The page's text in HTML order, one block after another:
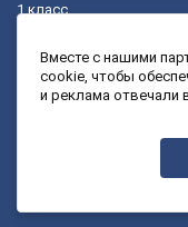
1 класс
3 класс
Вместе с нашими
cookie, чтобы
и реклама отвечали